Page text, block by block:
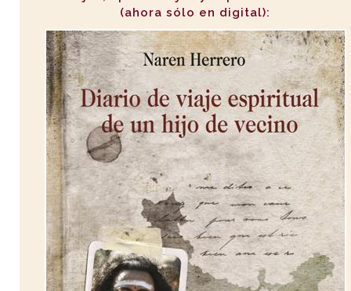
(ahora sólo en digital):